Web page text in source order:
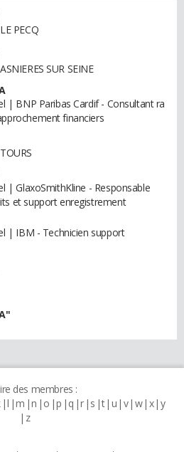
PECQ
SUR SEINE
| BNP Paribas Cardif - Consultant ra
financiers
| GlaxoSmithKline - Responsable
et support enregistrement
| IBM - Technicien support
des membres :
l m n o p q r s t u v w x y
z